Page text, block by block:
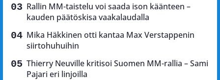
Rallin MM-taistelu voi saada ison käänteen –
kauden päätöskisa vaakalaudalla
Mika Häkkinen otti kantaa Max Verstappenin
siirtohuhuihin
Thierry Neuville kritisoi Suomen MM-rallia – Sami
Pajari eri linjoilla